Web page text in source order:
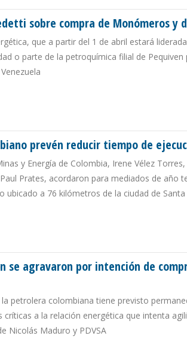
sobre compra de Monómeros y
que a partir del 1 de abril estará
o parte de la petroquímica filial de
prevén reducir tiempo de
y Energía de Colombia, Irene Vélez
Prates, acordaron para mediados de año
ubicado a 76 kilómetros de la ciudad de
se agravaron por intención de
la petrolera colombiana tiene previsto
críticas a la relación energética que intenta
Nicolás Maduro y PDVSA